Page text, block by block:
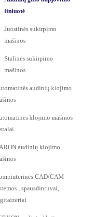
liniuotė
Juostinės sukirpimo
mašinos
Stalinės sukirpimo
mašinos
audinių klojimo
klojimo mašinos
audinių klojimo
CAD/CAM
, spausdintuvai,